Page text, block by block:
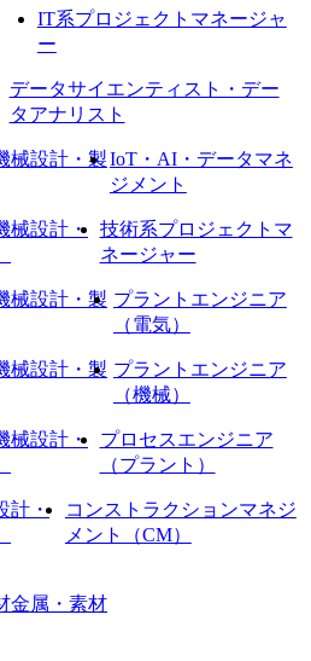
IT系プロジェクトマネージャ
ー
データサイエンティスト・デー
タアナリスト
械設計・製IoT・AI・データマネ
ジメント
械設計・
技術系プロジェクトマ
ネージャー
械設計・製 プラントエンジニア
（電気）
械設計・製 プラントエンジニア
（機械）
械設計・
プロセスエンジニア
（プラント）
計・
コンストラクションマネジ
メント（CM）
金属・素材